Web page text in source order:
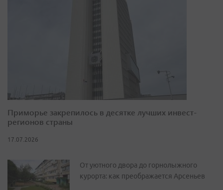
Приморье закрепилось в десятке лучших инвест-
регионов страны
17.07.2026
От уютного двора до горнолыжного
курорта: как преображается Арсеньев